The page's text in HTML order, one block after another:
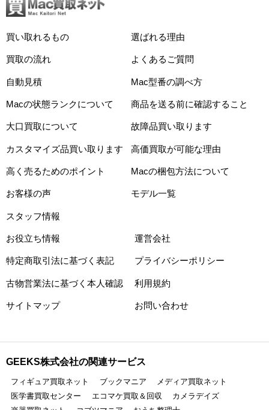
買い取れるもの 選ばれる理由
買取の流れ よくあるご質問
自動見積 Mac型番の調べ方
Macの状態ランクについて 商品を送る前に確認すること
大口買取について 故障品買い取ります
カスタマイズ品買い取ります 高価買取が可能な理由
高く売るためのポイント Macの梱包方法について
お客様の声 モデル一覧
スタッフ情報
お役立ち情報 運営会社
特定商取引法に基づく表記 プライバシーポリシー
古物営業法に基づく本人確認 利用規約
サイトマップ お問い合わせ
GEEKS株式会社の関連サービス
フィギュア買取ネット ブックマニア
メディア買取ネット
医学書買取センター
エコマケ買取＆回収
カメラデイズ